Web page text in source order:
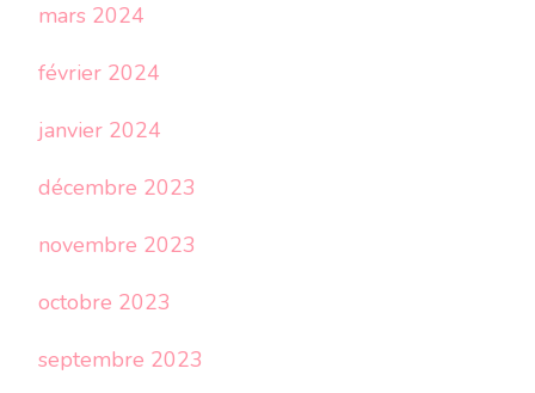
mars 2024
février 2024
janvier 2024
décembre 2023
novembre 2023
octobre 2023
septembre 2023